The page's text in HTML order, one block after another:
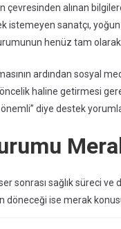
çevresinden alınan
istemeyen sanatçı,
henüz tam
ardından sosyal
öncelik haline getirmesi
diye destek
sonrası sağlık süreci
döneceği ise merak